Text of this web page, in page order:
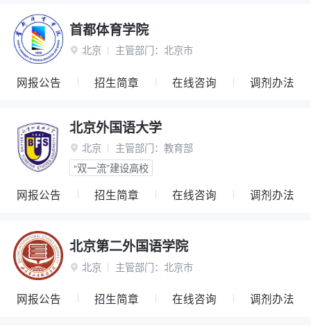
首都体育学院
 北京 主管部门： 北京市
网报公告 招生简章 在线咨询 调剂办法
北京外国语大学
 北京 主管部门： 教育部
“双一流”建设高校
网报公告 招生简章 在线咨询 调剂办法
北京第二外国语学院
 北京 主管部门： 北京市
网报公告 招生简章 在线咨询 调剂办法